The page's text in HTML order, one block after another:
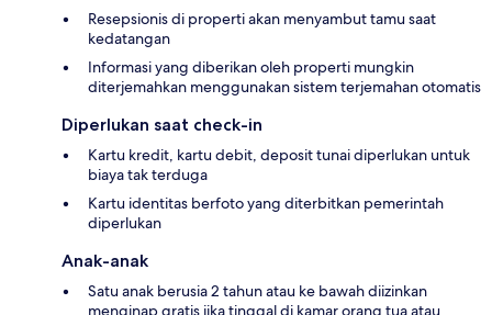
Resepsionis di properti akan menyambut tamu saat
kedatangan
Informasi yang diberikan oleh properti mungkin
diterjemahkan menggunakan sistem terjemahan otomatis
Diperlukan saat check-in
Kartu kredit, kartu debit, deposit tunai diperlukan untuk
biaya tak terduga
Kartu identitas berfoto yang diterbitkan pemerintah
diperlukan
Anak-anak
Satu anak berusia 2 tahun atau ke bawah diizinkan
menginap gratis jika tinggal di kamar orang tua atau